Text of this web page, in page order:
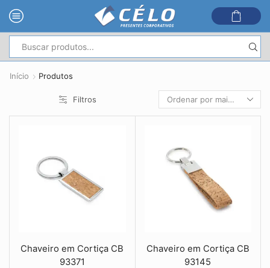
de
Início Produtos
Filtros
Chaveiro em Cortiça CB
93371
Chaveiro em Cortiça CB
93145